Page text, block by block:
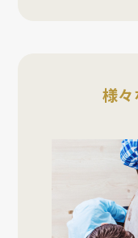
様々